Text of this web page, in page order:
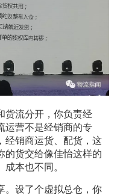
货流分开，你负责经
运营不是经销商的专
经销商运货、配货，这
的货交给像佳怡这样的
本也不同。
。设了个虚拟总仓，你